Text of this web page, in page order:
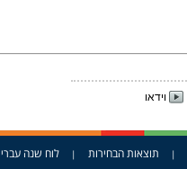
וידאו
| תוצאות הבחירות | לוח שנה עברי